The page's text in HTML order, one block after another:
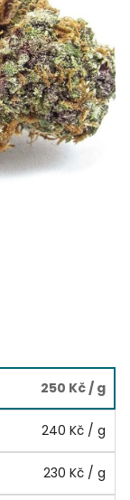
250 Kč / g
240 Kč / g
230 Kč / g